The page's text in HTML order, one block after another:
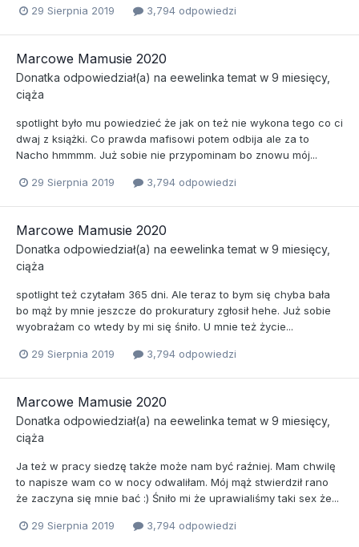
29 Sierpnia 2019 3,794 odpowiedzi
Marcowe Mamusie 2020
Donatka odpowiedział(a) na eewelinka temat w 9 miesięcy,
ciąża
spotlight było mu powiedzieć że jak on też nie wykona tego co ci
dwaj z książki. Co prawda mafisowi potem odbija ale za to
Nacho hmmmm. Już sobie nie przypominam bo znowu mój...
29 Sierpnia 2019 3,794 odpowiedzi
Marcowe Mamusie 2020
Donatka odpowiedział(a) na eewelinka temat w 9 miesięcy,
ciąża
spotlight też czytałam 365 dni. Ale teraz to bym się chyba bała
bo mąż by mnie jeszcze do prokuratury zgłosił hehe. Już sobie
wyobrażam co wtedy by mi się śniło. U mnie też życie...
29 Sierpnia 2019 3,794 odpowiedzi
Marcowe Mamusie 2020
Donatka odpowiedział(a) na eewelinka temat w 9 miesięcy,
ciąża
Ja też w pracy siedzę także może nam być raźniej. Mam chwilę
to napisze wam co w nocy odwaliłam. Mój mąż stwierdził rano
że zaczyna się mnie bać :) Śniło mi że uprawialiśmy taki sex że...
29 Sierpnia 2019 3,794 odpowiedzi